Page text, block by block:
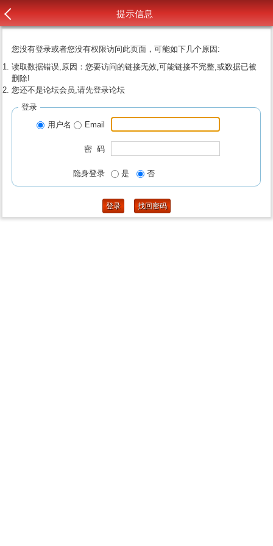
提示信息
您没有登录或者您没有权限访问此页面，可能如下几个原因:
读取数据错误,原因：您要访问的链接无效,可能链接不完整,或数据已被
删除!
您还不是论坛会员,请先登录论坛
登录
用户名
Email
密 码
隐身登录 是 否